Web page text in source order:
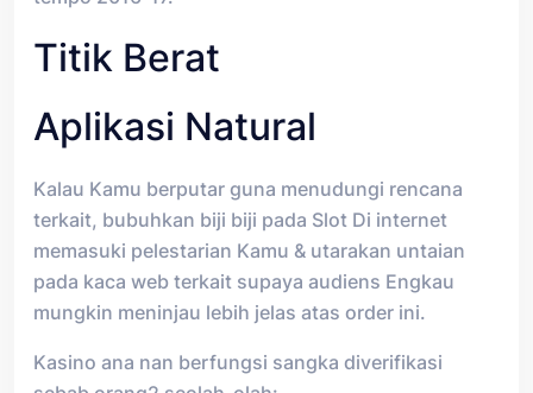
Titik Berat
Aplikasi Natural
Kalau Kamu berputar guna menudungi rencana
terkait, bubuhkan biji biji pada Slot Di internet
memasuki pelestarian Kamu & utarakan untaian
pada kaca web terkait supaya audiens Engkau
mungkin meninjau lebih jelas atas order ini.
Kasino ana nan berfungsi sangka diverifikasi